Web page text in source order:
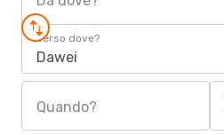
Verso dove?
Dawei
Quando?